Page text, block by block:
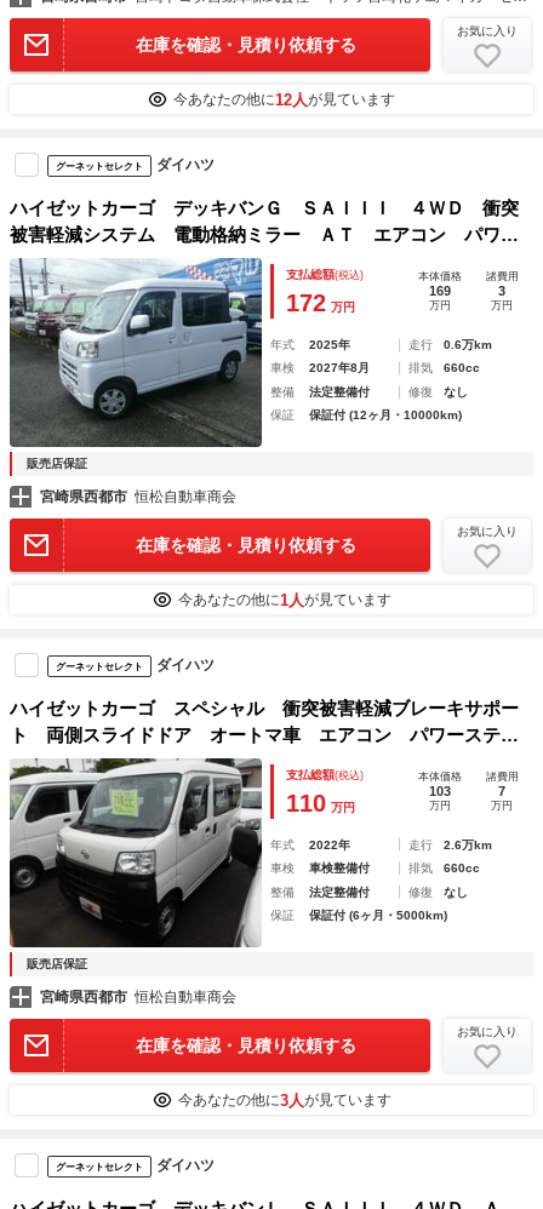
在庫を確認・見積り依頼する
お気に入り
今あなたの他に12人が見ています
グーネットセレクト ダイハツ
ハイゼットカーゴ デッキバンＧ ＳＡＩＩＩ ４ＷＤ 衝突
被害軽減システム 電動格納ミラー ＡＴ エアコン パワス
テ パワーウィンドウ ワンオーナー エンジンプッシュスタ
ート ＥＴＣ
支払総額(税込)
172 万円
本体価格
169
万円
諸費用
3
万円
年式 2025年 走行
0.6万km
車検
2027年8月 排気
660cc
整備
法定整備付 修復
なし
保証
保証付 (12ヶ月・10000km)
販売店保証
宮崎県西都市 恒松自動車商会
在庫を確認・見積り依頼する
お気に入り
今あなたの他に1人が見ています
グーネットセレクト ダイハツ
ハイゼットカーゴ スペシャル 衝突被害軽減ブレーキサポー
ト 両側スライドドア オートマ車 エアコン パワーステア
リング パワーウィンドウ ドライブレコーダー 走行距離２
５６８０ｋｍ
支払総額(税込)
110 万円
本体価格
103
万円
諸費用
7
万円
年式 2022年 走行
2.6万km
車検
車検整備付 排気
660cc
整備
法定整備付 修復
なし
保証
保証付 (6ヶ月・5000km)
販売店保証
宮崎県西都市 恒松自動車商会
在庫を確認・見積り依頼する
お気に入り
今あなたの他に3人が見ています
グーネットセレクト ダイハツ